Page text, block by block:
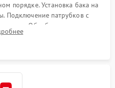
порядке. Установка бака на
Подключение патрубков с
Обработка стыков
возможных протечек воды.